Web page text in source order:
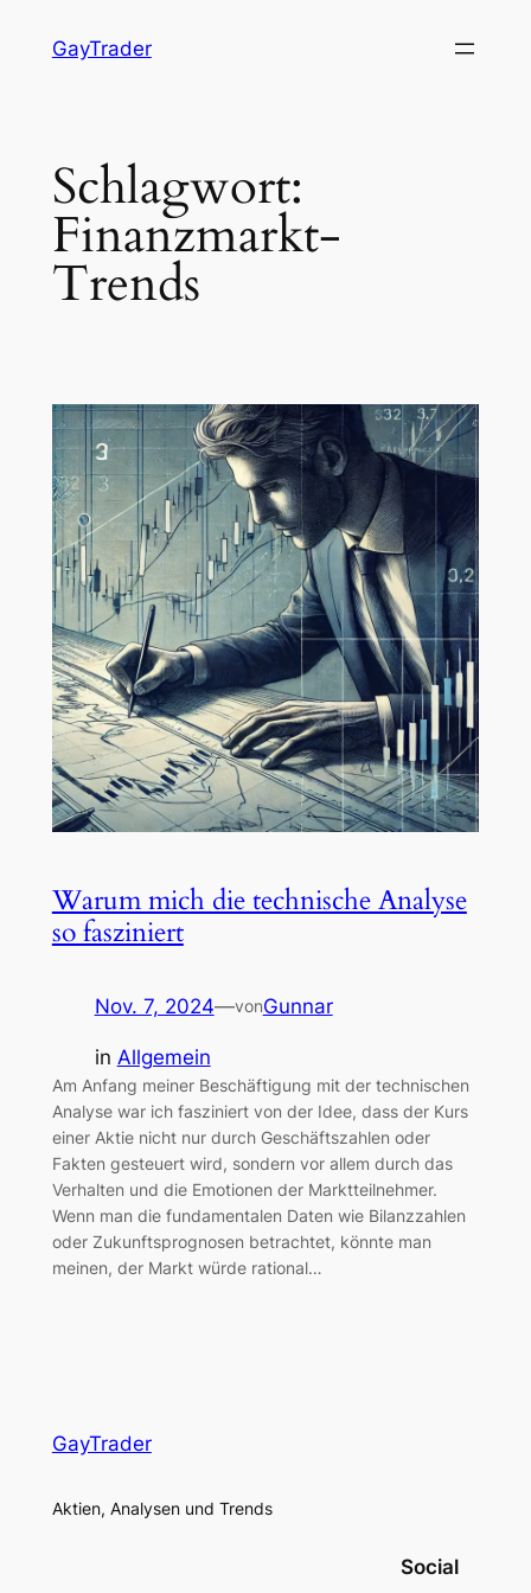
InhaltGayTrader
Schlagwort:
Finanzmarkt-
Trends
Warum mich die technische Analyse
so fasziniert
Nov. 7, 2024—vonGunnar
in Allgemein
Am Anfang meiner Beschäftigung mit der technischen
Analyse war ich fasziniert von der Idee, dass der Kurs
einer Aktie nicht nur durch Geschäftszahlen oder
Fakten gesteuert wird, sondern vor allem durch das
Verhalten und die Emotionen der Marktteilnehmer.
Wenn man die fundamentalen Daten wie Bilanzzahlen
oder Zukunftsprognosen betrachtet, könnte man
meinen, der Markt würde rational…
GayTrader
Aktien, Analysen und Trends
Social